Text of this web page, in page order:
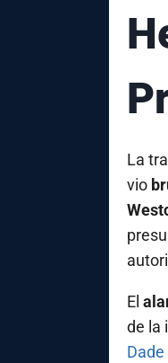
La
vio
El
de la
Dade